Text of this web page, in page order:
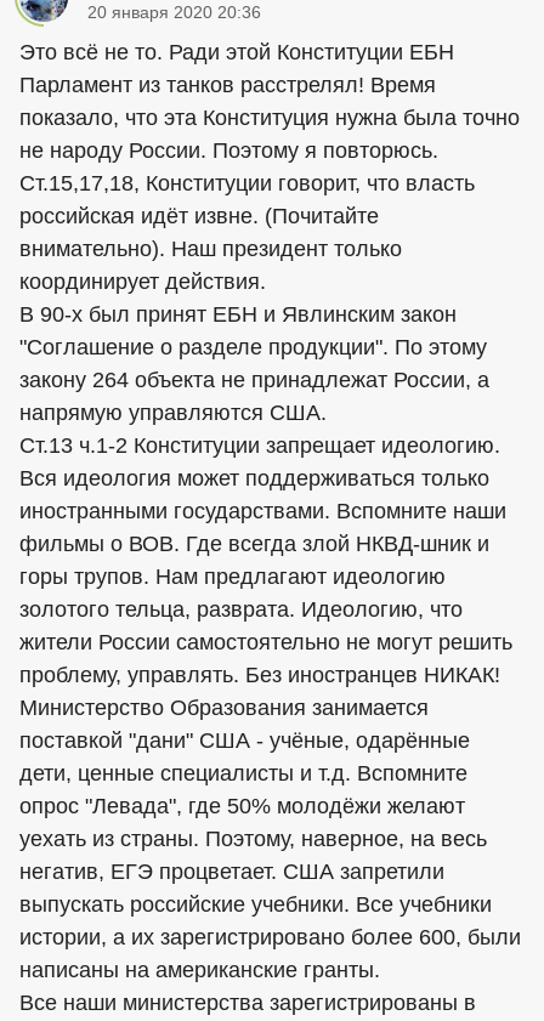
20 января 2020 20:36
Это всё не то. Ради этой Конституции ЕБН
Парламент из танков расстрелял! Время
показало, что эта Конституция нужна была точно
не народу России. Поэтому я повторюсь.
Ст.15,17,18, Конституции говорит, что власть
российская идёт извне. (Почитайте
внимательно). Наш президент только
координирует действия.
В 90-х был принят ЕБН и Явлинским закон
"Соглашение о разделе продукции". По этому
закону 264 объекта не принадлежат России, а
напрямую управляются США.
Ст.13 ч.1-2 Конституции запрещает идеологию.
Вся идеология может поддерживаться только
иностранными государствами. Вспомните наши
фильмы о ВОВ. Где всегда злой НКВД-шник и
горы трупов. Нам предлагают идеологию
золотого тельца, разврата. Идеологию, что
жители России самостоятельно не могут решить
проблему, управлять. Без иностранцев НИКАК!
Министерство Образования занимается
поставкой "дани" США - учёные, одарённые
дети, ценные специалисты и т.д. Вспомните
опрос "Левада", где 50% молодёжи желают
уехать из страны. Поэтому, наверное, на весь
негатив, ЕГЭ процветает. США запретили
выпускать российские учебники. Все учебники
истории, а их зарегистрировано более 600, были
написаны на американские гранты.
Все наши министерства зарегистрированы в